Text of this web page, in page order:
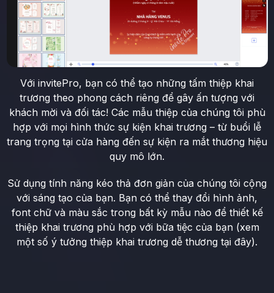
Với invitePro, bạn có thể tạo những tấm thiệp khai
trương theo phong cách riêng để gây ấn tượng với
khách mời và đối tác! Các mẫu thiệp của chúng tôi phù
hợp với mọi hình thức sự kiện khai trương – từ buổi lễ
trang trọng tại cửa hàng đến sự kiện ra mắt thương hiệu
quy mô lớn.
Sử dụng tính năng kéo thả đơn giản của chúng tôi cộng
với sáng tạo của bạn. Bạn có thể thay đổi hình ảnh,
font chữ và màu sắc trong bất kỳ mẫu nào để thiết kế
thiệp khai trương phù hợp với bữa tiệc của bạn (xem
một số ý tưởng thiệp khai trương dễ thương tại đây).